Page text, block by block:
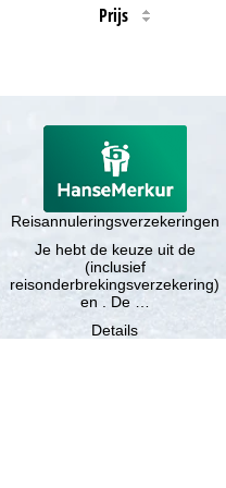
Prijs
Reisannuleringsverzekeringen
Je hebt de keuze uit de
(inclusief
reisonderbrekingsverzekering)
en . De …
Details